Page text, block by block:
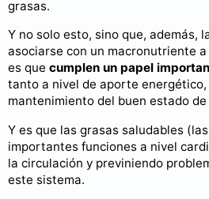
grasas.
Y no solo esto, sino que, además,
asociarse con un macronutriente
es que cumplen un papel
tanto a nivel de aporte energético,
mantenimiento del buen estado de
Y es que las grasas saludables (las
importantes funciones a nivel
la circulación y previniendo
este sistema.